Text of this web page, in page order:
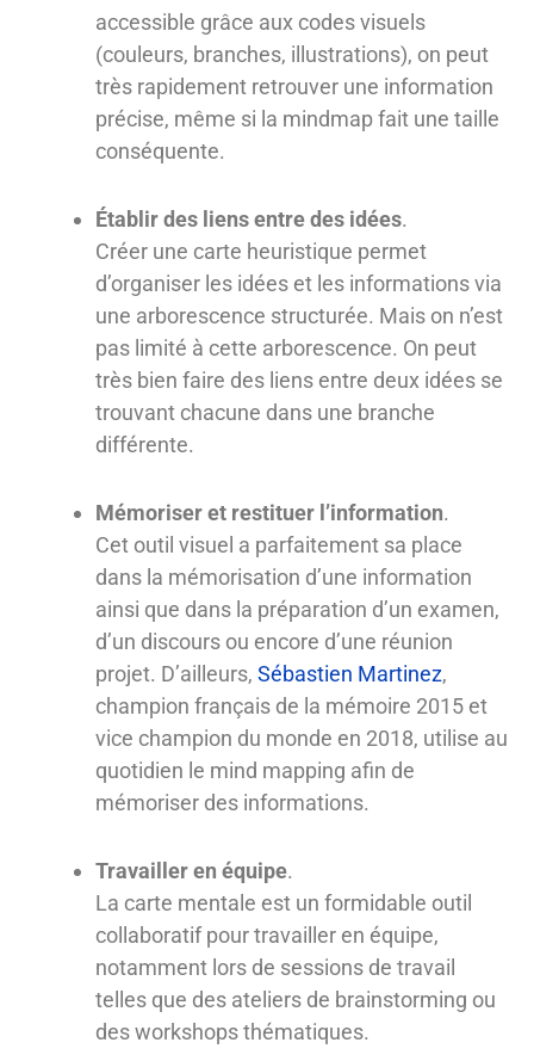
accessible grâce aux codes visuels
(couleurs, branches, illustrations), on peut
très rapidement retrouver une information
précise, même si la mindmap fait une taille
conséquente.
Établir des liens entre des idées.
Créer une carte heuristique permet
d’organiser les idées et les informations via
une arborescence structurée. Mais on n’est
pas limité à cette arborescence. On peut
très bien faire des liens entre deux idées se
trouvant chacune dans une branche
différente.
Mémoriser et restituer l’information.
Cet outil visuel a parfaitement sa place
dans la mémorisation d’une information
ainsi que dans la préparation d’un examen,
d’un discours ou encore d’une réunion
projet. D’ailleurs, Sébastien Martinez,
champion français de la mémoire 2015 et
vice champion du monde en 2018, utilise au
quotidien le mind mapping afin de
mémoriser des informations.
Travailler en équipe.
La carte mentale est un formidable outil
collaboratif pour travailler en équipe,
notamment lors de sessions de travail
telles que des ateliers de brainstorming ou
des workshops thématiques.